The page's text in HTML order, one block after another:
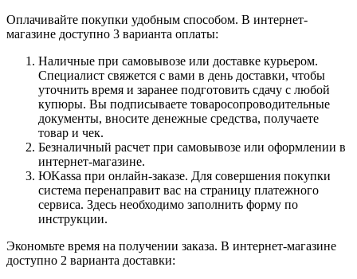
Оплачивайте покупки удобным способом. В интернет-
магазине доступно 3 варианта оплаты:
Наличные при самовывозе или доставке курьером.
Специалист свяжется с вами в день доставки, чтобы
уточнить время и заранее подготовить сдачу с любой
купюры. Вы подписываете товаросопроводительные
документы, вносите денежные средства, получаете
товар и чек.
Безналичный расчет при самовывозе или оформлении в
интернет-магазине.
ЮKassa при онлайн-заказе. Для совершения покупки
система перенаправит вас на страницу платежного
сервиса. Здесь необходимо заполнить форму по
инструкции.
Экономьте время на получении заказа. В интернет-магазине
доступно 2 варианта доставки: